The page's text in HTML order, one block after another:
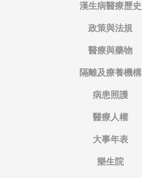
漢生病醫療歷史
政策與法規
醫療與藥物
隔離及療養機構
病患照護
醫療人權
大事年表
樂生院